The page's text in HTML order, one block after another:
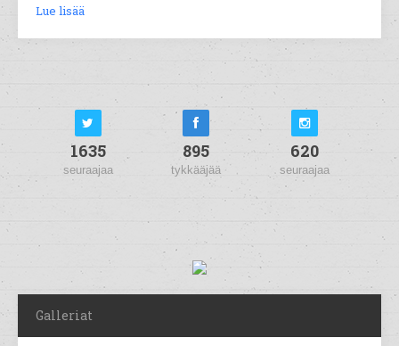
Lue lisää
1635
seuraajaa
895
tykkääjää
620
seuraajaa
Galleriat